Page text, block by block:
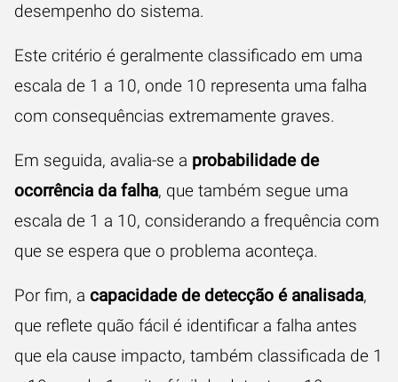
desempenho do sistema.
Este critério é geralmente classificado em uma
escala de 1 a 10, onde 10 representa uma falha
com consequências extremamente graves.
Em seguida, avalia-se a probabilidade de
ocorrência da falha, que também segue uma
escala de 1 a 10, considerando a frequência com
que se espera que o problema aconteça.
Por fim, a capacidade de detecção é analisada,
que reflete quão fácil é identificar a falha antes
que ela cause impacto, também classificada de 1